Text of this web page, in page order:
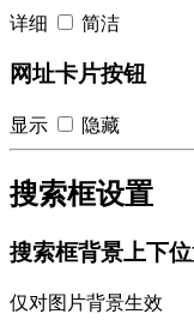
详细 简洁
网址卡片按钮
显示 隐藏
搜索框设置
搜索框背景上下
仅对图片背景生效